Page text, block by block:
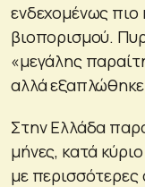
ενδεχομένως
βιοπορισμού.
«μεγάλης
αλλά
Στην Ελλάδα
μήνες, κατά
με